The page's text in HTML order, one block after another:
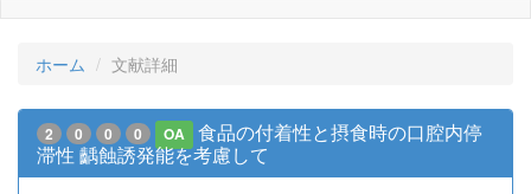
ホーム 文献詳細
2 0 0 0 OA
食品の付着性と摂食時の口腔内停
滞性 齲蝕誘発能を考慮して